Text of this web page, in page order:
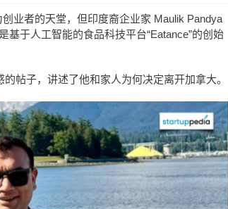
业者的天堂，但印度裔企业家 Maulik Pandya
于人工智能的食品科技平台“Eatance”的创始
帖子，讲述了他和家人为何决定离开加拿大。